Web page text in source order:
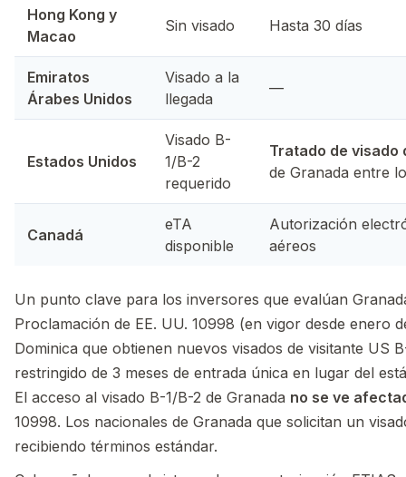
Hong Kong y
Macao
Sin visado Hasta 30 días
Emiratos
Árabes Unidos
Visado a la
llegada
—
Estados Unidos
Visado B-
1/B-2
requerido
Tratado de visado
de Granada entre
Canadá
eTA
disponible
Autorización
aéreos
Un punto clave para los inversores que evalúan
Proclamación de EE. UU. 10998 (en vigor desde enero
Dominica que obtienen nuevos visados de visitante US
restringido de 3 meses de entrada única en lugar del
El acceso al visado B-1/B-2 de Granada no se ve
10998. Los nacionales de Granada que solicitan un
recibiendo términos estándar.